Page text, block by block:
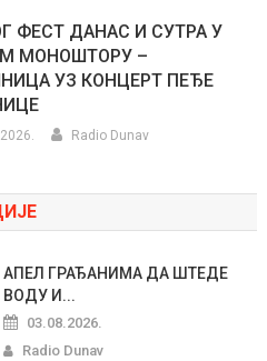
ФЕСТ ДАНАС И СУТРА У
МОНОШТОРУ –
УЗ КОНЦЕРТ ПЕЂЕ
Radio Dunav
АПЕЛ ГРАЂАНИМА ДА ШТЕДЕ
ВОДУ И...
03.08.2026.
Radio Dunav